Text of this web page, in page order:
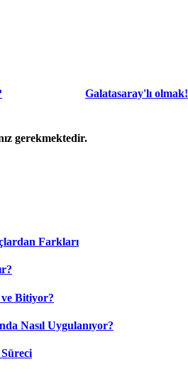
Galatasaray'lı olmak!
gerekmektedir.
Farkları
Bitiyor?
Nasıl Uygulanıyor?